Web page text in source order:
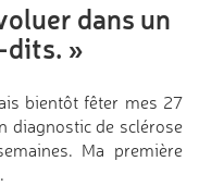
dans un
dits. »
bientôt fêter mes 27
diagnostic de sclérose
Ma première